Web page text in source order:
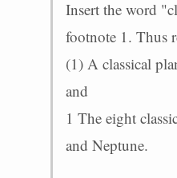
Insert the word
footnote 1. Thus
(1) A classical
and
1 The eight
and Neptune.